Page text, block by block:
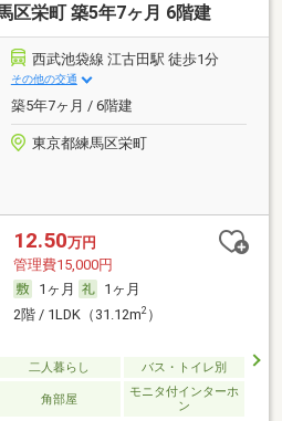
区栄町 築5年7ヶ月 6階建
西武池袋線 江古田駅 徒歩1分
その他の交通
築5年7ヶ月 / 6階建
東京都練馬区栄町
12.50万円
管理費15,000円
1ヶ月
1ヶ月
2階 / 1LDK（31.12m2）
二人暮らし バス・トイレ別
角部屋
モニタ付インターホ
ン